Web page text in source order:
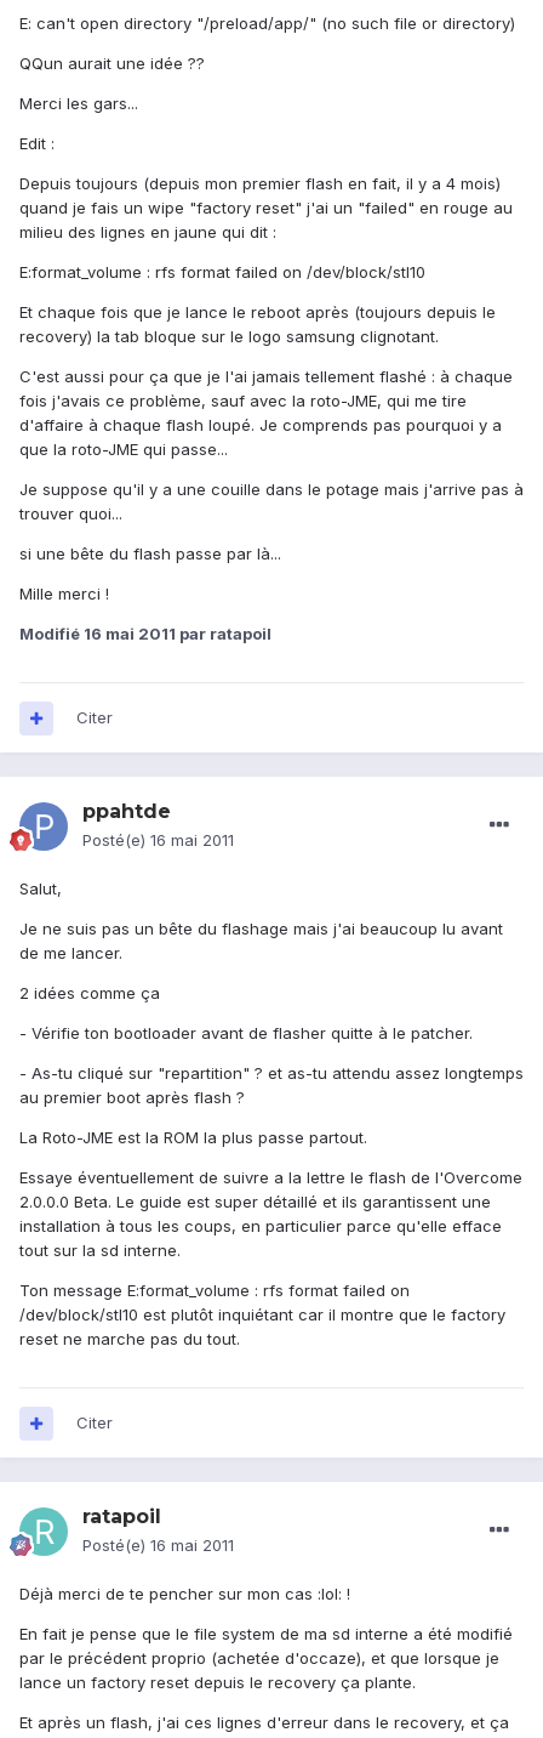
E: can't open directory "/preload/app/" (no such file or directory)
QQun aurait une idée ??
Merci les gars...
Edit :
Depuis toujours (depuis mon premier flash en fait, il y a 4 mois)
quand je fais un wipe "factory reset" j'ai un "failed" en rouge au
milieu des lignes en jaune qui dit :
E:format_volume : rfs format failed on /dev/block/stl10
Et chaque fois que je lance le reboot après (toujours depuis le
recovery) la tab bloque sur le logo samsung clignotant.
C'est aussi pour ça que je l'ai jamais tellement flashé : à chaque
fois j'avais ce problème, sauf avec la roto-JME, qui me tire
d'affaire à chaque flash loupé. Je comprends pas pourquoi y a
que la roto-JME qui passe...
Je suppose qu'il y a une couille dans le potage mais j'arrive pas à
trouver quoi...
si une bête du flash passe par là...
Mille merci !
Modifié 16 mai 2011 par ratapoil
Citer
ppahtde
Posté(e) 16 mai 2011
Salut,
Je ne suis pas un bête du flashage mais j'ai beaucoup lu avant
de me lancer.
2 idées comme ça
- Vérifie ton bootloader avant de flasher quitte à le patcher.
- As-tu cliqué sur "repartition" ? et as-tu attendu assez longtemps
au premier boot après flash ?
La Roto-JME est la ROM la plus passe partout.
Essaye éventuellement de suivre a la lettre le flash de l'Overcome
2.0.0.0 Beta. Le guide est super détaillé et ils garantissent une
installation à tous les coups, en particulier parce qu'elle efface
tout sur la sd interne.
Ton message E:format_volume : rfs format failed on
/dev/block/stl10 est plutôt inquiétant car il montre que le factory
reset ne marche pas du tout.
Citer
ratapoil
Posté(e) 16 mai 2011
Déjà merci de te pencher sur mon cas :lol: !
En fait je pense que le file system de ma sd interne a été modifié
par le précédent proprio (achetée d'occaze), et que lorsque je
lance un factory reset depuis le recovery ça plante.
Et après un flash, j'ai ces lignes d'erreur dans le recovery, et ça